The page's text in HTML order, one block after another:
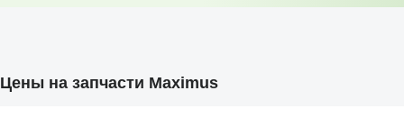
Цены на запчасти Maximus